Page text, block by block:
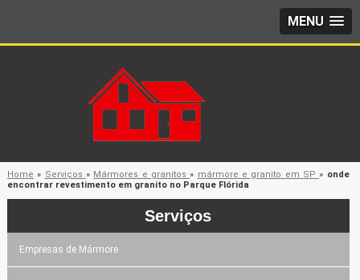
MENU
Home » Serviços » Mármores e granitos» mármore e granito em SP» onde
encontrar revestimento em granito no Parque Flórida
Serviços
Empresas de Mármore